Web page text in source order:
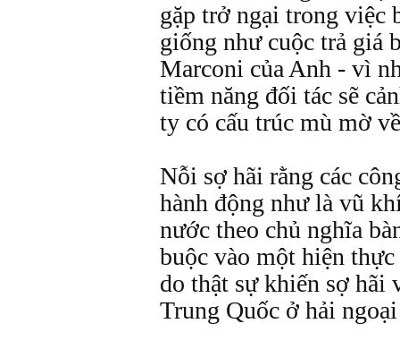
gặp trở ngại trong việc
giống như cuộc trả giá
Marconi của Anh - vì
tiềm năng đối tác sẽ
ty có cấu trúc mù mờ
Nỗi sợ hãi rằng các
hành động như là vũ
nước theo chủ nghĩa
buộc vào một hiện
do thật sự khiến sợ hãi
Trung Quốc ở hải